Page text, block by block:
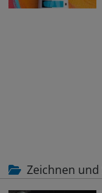
Zeichnen und